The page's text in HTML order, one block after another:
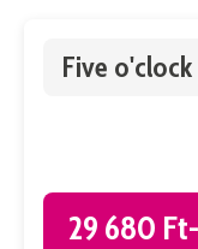
Five
29 680